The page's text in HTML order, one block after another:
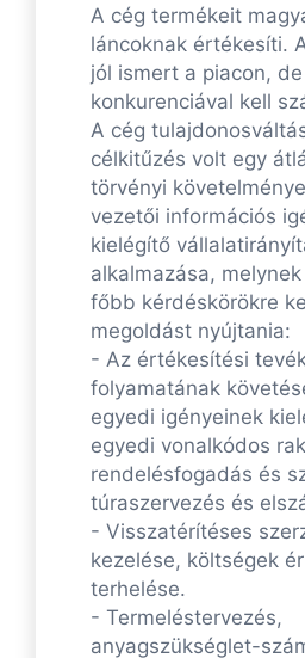
A cég termékeit
láncoknak értékesíti.
jól ismert a piacon,
konkurenciával kell
A cég
célkitűzés volt egy
törvényi
vezetői információs
kielégítő
alkalmazása,
főbb kérdéskörökre
megoldást nyújtania:
- Az értékesítési
folyamatának
egyedi igényeinek
egyedi vonalkódos
rendelésfogadás és
túraszervezés és
- Visszatérítéses
kezelése, költségek
terhelése.
- Termeléstervezés,
anyagszükséglet-